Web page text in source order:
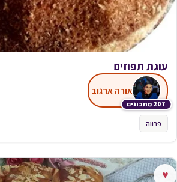
עוגת תפוזים
207 מתכונים
אורה ארגוב
פרווה
♥